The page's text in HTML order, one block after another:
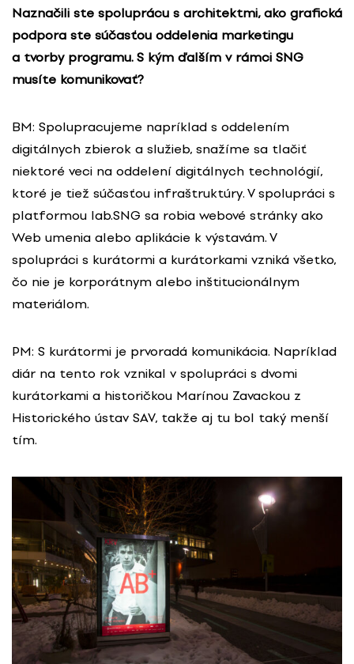
Naznačili ste spoluprácu s architektmi, ako grafická
podpora ste súčasťou oddelenia marketingu
a tvorby programu. S kým ďalším v rámci SNG
musíte komunikovať?
BM: Spolupracujeme napríklad s oddelením
digitálnych zbierok a služieb, snažíme sa tlačiť
niektoré veci na oddelení digitálnych technológií,
ktoré je tiež súčasťou infraštruktúry. V spolupráci s
platformou lab.SNG sa robia webové stránky ako
Web umenia alebo aplikácie k výstavám. V
spolupráci s kurátormi a kurátorkami vzniká všetko,
čo nie je korporátnym alebo inštitucionálnym
materiálom.
PM: S kurátormi je prvoradá komunikácia. Napríklad
diár na tento rok vznikal v spolupráci s dvomi
kurátorkami a historičkou Marínou Zavackou z
Historického ústav SAV, takže aj tu bol taký menší
tím.